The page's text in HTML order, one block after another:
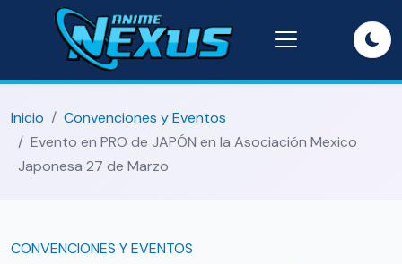
Inicio
Convenciones y Eventos
Evento en PRO de JAPÓN en la Asociación Mexico
Japonesa 27 de Marzo
CONVENCIONES Y EVENTOS